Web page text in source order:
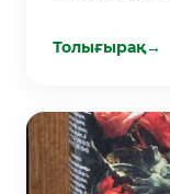
Толығырақ→